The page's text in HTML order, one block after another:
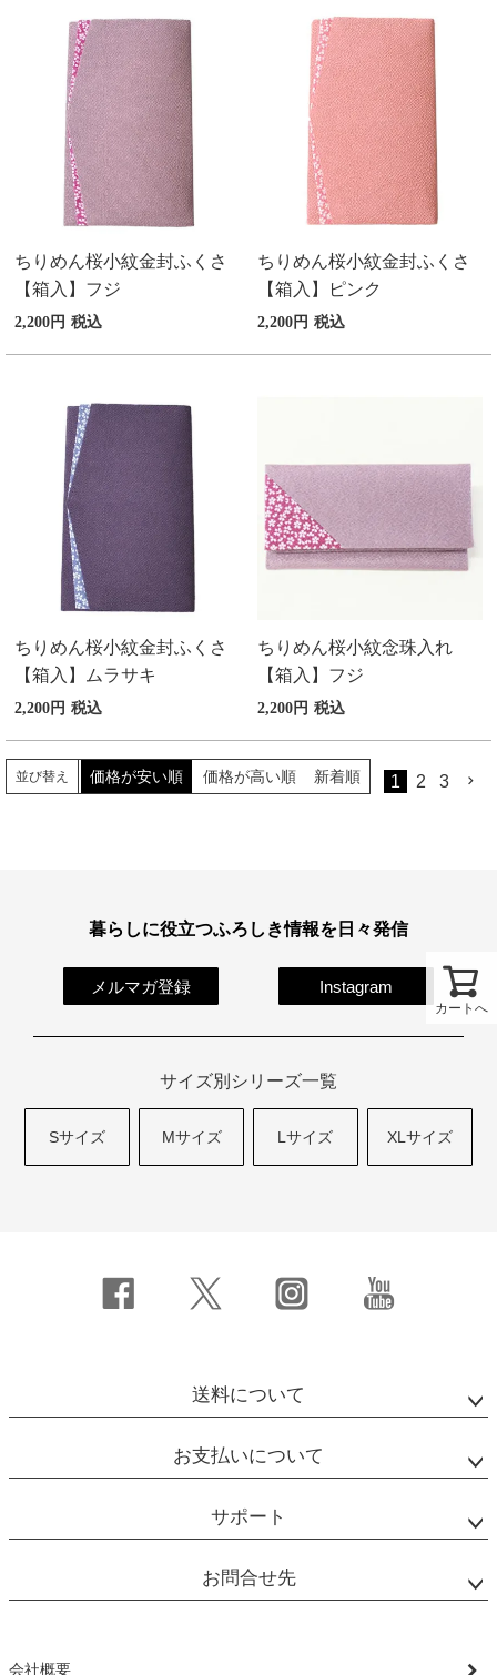
ちりめん桜小紋金封ふくさ
【箱入】フジ
2,200 税込
ちりめん桜小紋金封ふくさ
【箱入】ピンク
2,200 税込
ちりめん桜小紋金封ふくさ
【箱入】ムラサキ
2,200 税込
ちりめん桜小紋念珠入れ
【箱入】フジ
2,200 税込
並び替え 価格が安い順 価格が高い順 新着順 1 2 3
カートへ
暮らしに役立つふろしき情報を日々発信
メルマガ登録 Instagram
サイズ別シリーズ一覧
Sサイズ Mサイズ Lサイズ XLサイズ
送料について
お支払いについて
サポート
お問合せ先
会社概要